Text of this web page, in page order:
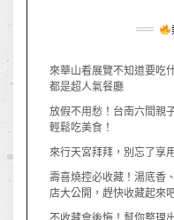
來華山看展覽不知道要吃
都是超人氣餐廳
放假不用愁！台南六間親
輕鬆吃美食！
來行天宮拜拜，別忘了享
壽喜燒控必收藏！湯底香
店大公開，趕快收藏起來